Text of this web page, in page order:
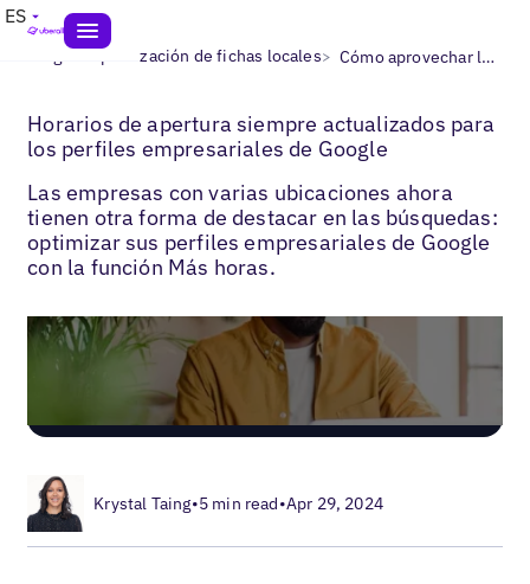
ES
Blogs> Optimización de fichas locales> Cómo aprovechar las más horas de Google My Business para promocionar tus servicios
Horarios de apertura siempre actualizados para
los perfiles empresariales de Google
Las empresas con varias ubicaciones ahora
tienen otra forma de destacar en las búsquedas:
optimizar sus perfiles empresariales de Google
con la función Más horas.
Krystal Taing•5 min read•Apr 29, 2024